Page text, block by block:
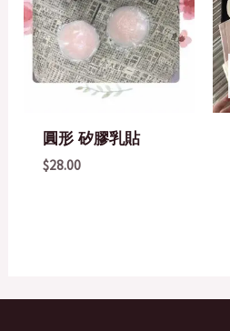
圓形 矽膠乳貼
$28.00